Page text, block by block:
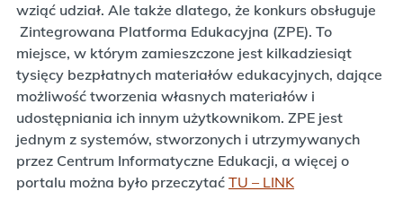
wziąć udział. Ale także dlatego, że konkurs obsługuje
Zintegrowana Platforma Edukacyjna (ZPE). To
miejsce, w którym zamieszczone jest kilkadziesiąt
tysięcy bezpłatnych materiałów edukacyjnych, dające
możliwość tworzenia własnych materiałów i
udostępniania ich innym użytkownikom. ZPE jest
jednym z systemów, stworzonych i utrzymywanych
przez Centrum Informatyczne Edukacji, a więcej o
portalu można było przeczytać TU – LINK